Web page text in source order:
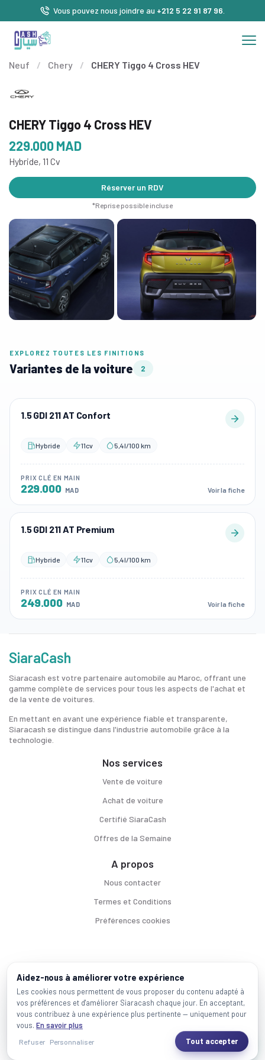
Vous pouvez nous joindre au +212 5 22 91 87 96
Neuf / Chery / CHERY Tiggo 4 Cross HEV
CHERY Tiggo 4 Cross HEV
229.000MAD
Hybride, 11 Cv
Réserver un RDV
*Reprise possible incluse
EXPLOREZ TOUTES LES FINITIONS
Variantes de la voiture 2
1.5 GDI 211 AT Confort
Hybride 11cv 5,4l/100 km
PRIX CLÉ EN MAIN
229.000 MAD Voir la fiche
1.5 GDI 211 AT Premium
Hybride 11cv 5,4l/100 km
PRIX CLÉ EN MAIN
249.000 MAD Voir la fiche
SiaraCash
Siaracash est votre partenaire automobile au Maroc, offrant une
gamme complète de services pour tous les aspects de l'achat et
de la vente de voitures.
En mettant en avant une expérience fiable et transparente,
Siaracash se distingue dans l'industrie automobile grâce à la
technologie.
Nos services
Vente de voiture
Achat de voiture
Certifié SiaraCash
Offres de la Semaine
A propos
Nous contacter
Termes et Conditions
Préférences cookies
Voitures par ville
Casablanca | | Mohammadia |Salé | |
Marques populaires
Mercedes| |Volkswagen Renault Toyota Peugeot
2026 SiaraCash - Tous les droits sont réservés
Aidez-nous à améliorer votre expérience
Les cookies nous permettent de vous proposer du contenu adapté à
vos préférences et d'améliorer Siaracash chaque jour. En acceptant,
vous contribuez à une expérience plus pertinente — uniquement pour
vous. En savoir plus
Refuser Personnaliser Tout accepter